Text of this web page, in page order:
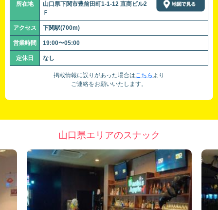
所在地
山口県下関市豊前田町1-1-12 直商ビル2
Ｆ
アクセス 下関駅(700m)
営業時間 19:00〜05:00
定休日 なし
掲載情報に誤りがあった場合はこちら より
ご連絡をお願いいたします。
山口県エリアのスナック